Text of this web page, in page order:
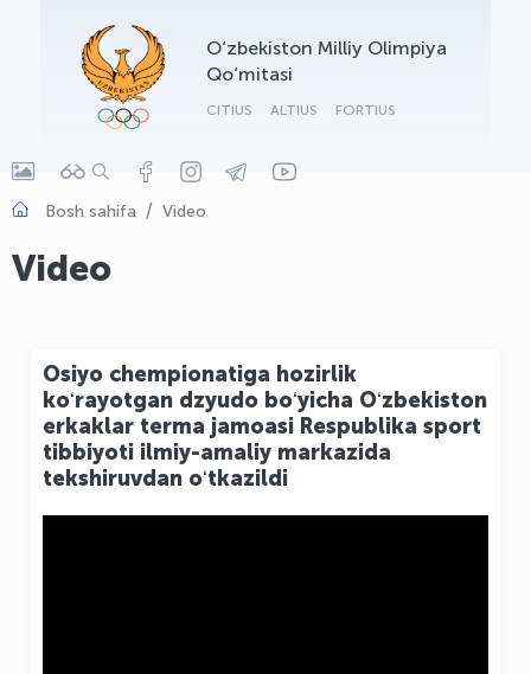
O‘zbekiston Milliy Olimpiya
Qo‘mitasi
CITIUS ALTIUS FORTIUS
Bosh sahifa Video
Video
Osiyo chempionatiga hozirlik
koʻrayotgan dzyudo boʻyicha Oʻzbekiston
erkaklar terma jamoasi Respublika sport
tibbiyoti ilmiy-amaliy markazida
tekshiruvdan oʻtkazildi
OLYMPCHIK AI - yordamchi
Onlayn · olympic.uz